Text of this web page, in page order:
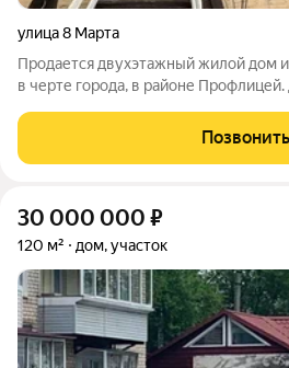
улица 8 Марта
Продается двухэтажный жилой дом
в черте города, в районе
сот. (ИЖС). Планировка отличается
включает 5 комнат и санузел,
Позвонить
30 000 000 ₽
120 м² дом, участок